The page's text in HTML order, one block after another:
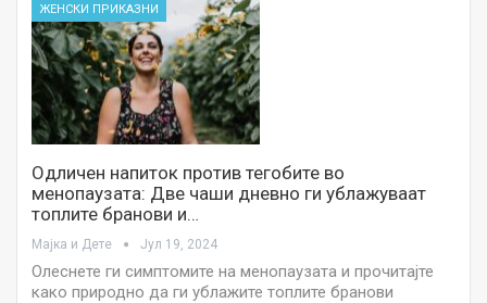
ЖЕНСКИ ПРИКАЗНИ
Одличен напиток против тегобите во
менопаузата: Две чаши дневно ги ублажуваат
топлите бранови и…
Мајка и Дете Јул 19, 2024
Олеснете ги симптомите на менопаузата и прочитајте
како природно да ги ублажите топлите бранови